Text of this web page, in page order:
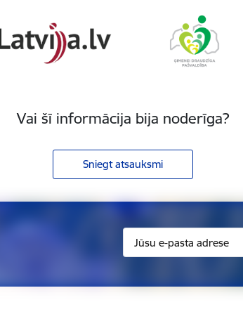
Vai šī informācija bija noderīga?
Sniegt atsauksmi